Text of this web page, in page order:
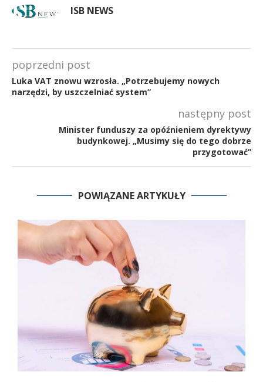
ISB NEWS
poprzedni post
Luka VAT znowu wzrosła. „Potrzebujemy nowych
narzędzi, by uszczelniać system”
następny post
Minister funduszy za opóźnieniem dyrektywy
budynkowej. „Musimy się do tego dobrze
przygotować”
POWIĄZANE ARTYKUŁY